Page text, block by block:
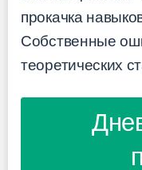
прокачка
Собственные
теоретических